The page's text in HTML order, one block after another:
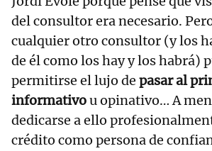
del consultor era necesario.
cualquier otro consultor (y los
de él como los hay y los habrá)
permitirse el lujo de pasar al
informativou opinativo… A
dedicarse a ello
crédito como persona de